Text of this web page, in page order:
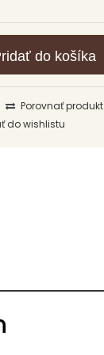
do košíka
Porovnať produkt
do wishlistu